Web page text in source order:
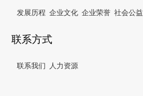
发展历程 企业文化 企业荣誉 社会公益
联系方式
联系我们 人力资源